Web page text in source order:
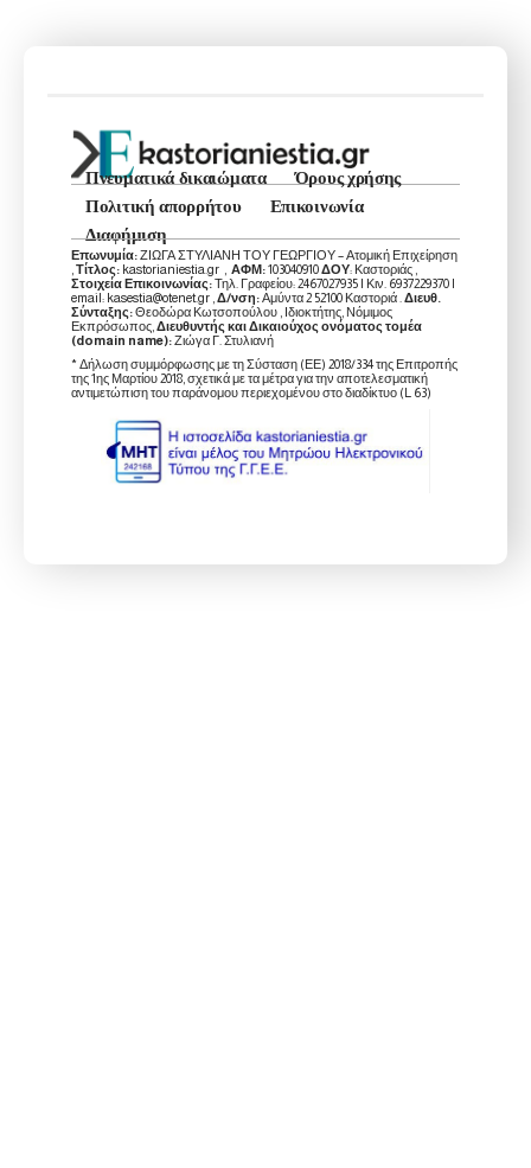
Πνευματικά δικαιώματα
Όρους χρήσης
Πολιτική απορρήτου
Επικοινωνία
Διαφήμιση
Επωνυμία:ΖΙΩΓΑ ΣΤΥΛΙΑΝΗ ΤΟΥ ΓΕΩΡΓΙΟΥ – Ατομική Επιχείρηση
Τίτλος: kastorianiestia.gr , ΑΦΜ:103040910ΔΟΥ: Καστοριάς ,
Στοιχεία Επικοινωνίας:Τηλ. Γραφείου: 2467027935 | Κιν. 6937229370 |
email: kasestia@otenet.gr , Δ/νση:Αμύντα 2 52100 Καστοριά . Διευθ.
Σύνταξης:Θεοδώρα Κωτσοπούλου , Ιδιοκτήτης, Νόμιμος
Εκπρόσωπος, Διευθυντής και Δικαιούχος ονόματος τομέα
(domain name):Ζιώγα Γ. Στυλιανή
* Δήλωση συμμόρφωσης με τη Σύσταση (ΕΕ) 2018/334 της Επιτροπής
της 1ης Μαρτίου 2018, σχετικά με τα μέτρα για την αποτελεσματική
αντιμετώπιση του παράνομου περιεχομένου στο διαδίκτυο (L 63)